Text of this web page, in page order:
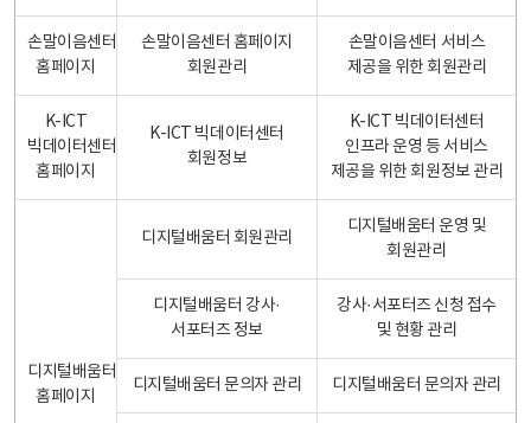
손말이음센터
홈페이지
손말이음센터 홈페이지
회원관리
손말이음센터 서비스
제공을 위한 회원관리
K-ICT
빅데이터센터
홈페이지
K-ICT 빅데이터센터
회원정보
K-ICT 빅데이터센터
인프라 운영 등 서비스
제공을 위한 회원정보 관리
디지털배움터
홈페이지
디지털배움터 회원관리
디지털배움터 운영 및
회원관리
디지털배움터 강사·
서포터즈 정보
강사·서포터즈 신청 접수
및 현황 관리
디지털배움터 문의자 관리 디지털배움터 문의자 관리